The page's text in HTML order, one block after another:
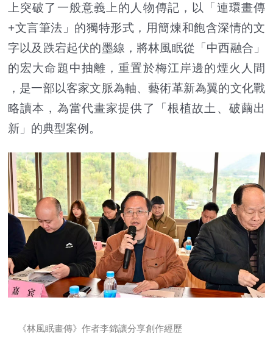
上突破了一般意義上的人物傳記，以「連環畫傳
+文言筆法」的獨特形式，用簡煉和飽含深情的文
字以及跌宕起伏的墨線，將林風眠從「中西融合」
的宏大命題中抽離，重置於梅江岸邊的煙火人間
，是一部以客家文脈為軸、藝術革新為翼的文化戰
略讀本，為當代畫家提供了「根植故土、破繭出
新」的典型案例。
《林風眠畫傳》作者李錦讓分享創作經歷